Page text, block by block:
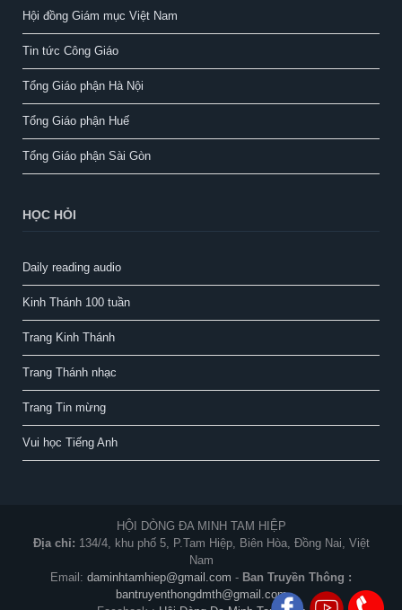
Hội đồng Giám mục Việt Nam
Tin tức Công Giáo
Tổng Giáo phận Hà Nội
Tổng Giáo phận Huế
Tổng Giáo phận Sài Gòn
HỌC HỎI
Daily reading audio
Kinh Thánh 100 tuần
Trang Kinh Thánh
Trang Thánh nhạc
Trang Tin mừng
Vui học Tiếng Anh
HỘI DÒNG ĐA MINH TAM HIỆP
Địa chỉ: 134/4, khu phố 5, P.Tam Hiệp, Biên Hòa, Đồng Nai, Việt
Nam
Email: daminhtamhiep@gmail.com - Ban Truyền Thông :
bantruyenthongdmth@gmail.com